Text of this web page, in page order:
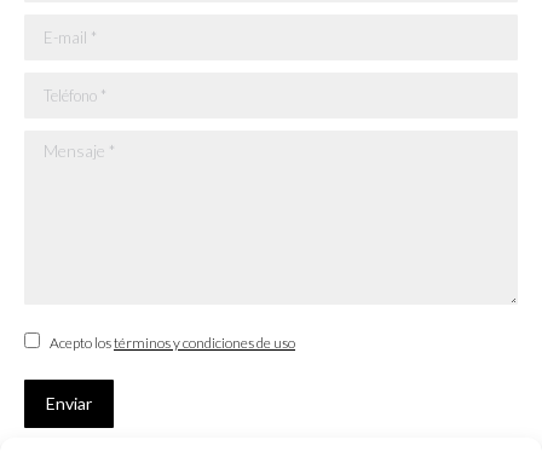
E-mail *
Teléfono *
Mensaje *
Acepto lostérminos y condiciones de uso
Enviar